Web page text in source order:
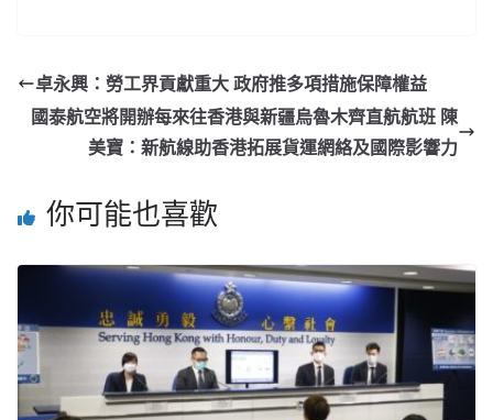
卓永興：勞工界貢獻重大 政府推多項措施保障權益
國泰航空將開辦每來往香港與新疆烏魯木齊直航航班 陳
美寶：新航線助香港拓展貨運網絡及國際影響力
你可能也喜歡